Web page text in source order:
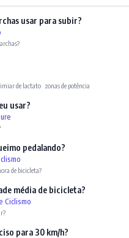
usar para subir?
de lactato zonas de potência
usar?
pedalando?
de bicicleta?
média de bicicleta?
Ciclismo
para 30 km/h?